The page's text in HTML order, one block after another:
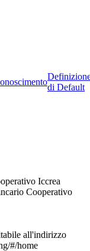
di Default
Iccrea
Cooperativo
all'indirizzo
#/home